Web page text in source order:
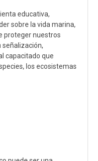
educativa,
sobre la vida marina,
proteger nuestros
señalización,
capacitado que
los ecosistemas